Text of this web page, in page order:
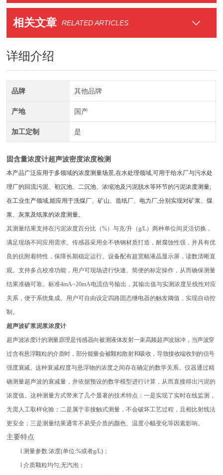
相关文章 RELATED ARTICLES
详细介绍
品牌 其他品牌
产地 国产
加工定制 是
固含量浓度计超声波密度浓度检测
本产品广泛应用于多领域的浓度测量场景,在水处理领域,可用于给水厂与污水处
理厂的回流污泥、初沉池、二沉池、浓缩池及污泥脱水等环节的污泥浓度测量;
在工业生产领域,能应用于洗煤厂、矿山、造纸厂、电力厂,分别实现对矿浆、煤
浆、灰浆及纸浆的浓度测量。
其测量结果支持在污泥浓度百分比（%）与克/升（g/L）两种单位间灵活切换，
满足现场不同应用需求。传感器采用全不锈钢材质打造，耐腐蚀性强，并具有优
良的抗附着特性，保障长期稳定运行。设备配有超宽幅液晶显示屏，读数清晰直
观。支持多点校准功能，用户可现场进行快速、简便的标定操作，从而确保测量
结果准确可靠。标准4mA~20mA电流信号输出，其输出值与实测浓度呈线性对应
关系，便于系统集成。用户可自由设定四路固态继电器的触发阈值，实现自动控
制。
超声波矿浆泥浆浓度计
超声波浓度计的测量原理是传感器向被测液体发射一束高频超声波脉冲，当声波穿
过含有悬浮颗粒的介质时，部分能量会被颗粒散射和吸收，导致接收端收到的信号
强度衰减。这种衰减程度与悬浮物的浓度之间存在确定的数学关系。仪器通过精
确测量超声波的衰减量，并依据预设的数学模型进行计算，从而直接得出污泥的
浓度值。这种测量方式带来了几个显著的技术特点：一是实现了实时在线监测，
无需人工取样化验；二是属于非接触式测量，不会破坏工艺过程，且相比射线法
更安全；三是测量结果通常不易受介质的颜色、温度小幅变化等因素影响。
主要特点
l 测量参数:浓度(单位:%或者g/L)；
l 介质颗粒均匀,无汽泡；